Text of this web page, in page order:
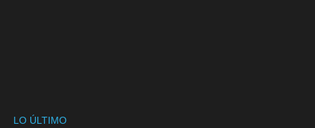
LO ÚLTIMO